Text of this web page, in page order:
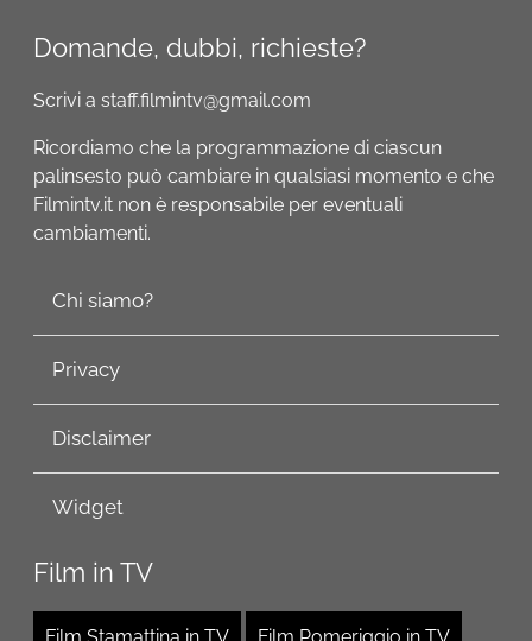
Domande, dubbi, richieste?
Scrivi a staff.filmintv@gmail.com
Ricordiamo che la programmazione di ciascun
palinsesto può cambiare in qualsiasi momento e che
Filmintv.it non è responsabile per eventuali
cambiamenti.
Chi siamo?
Privacy
Disclaimer
Widget
Film in TV